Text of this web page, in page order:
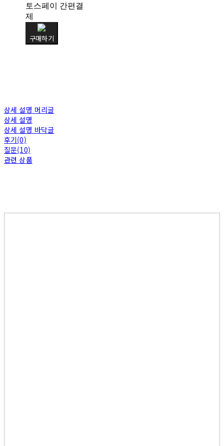
토스페이 간편결
제
구매하기
상세 설명 머리글
상세 설명
상세 설명 바닥글
후기(0)
질문(10)
관련 상품